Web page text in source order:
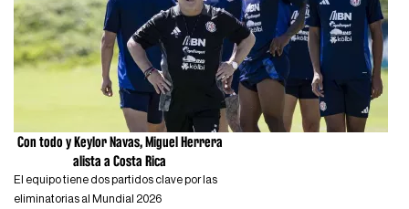
Con todo y Keylor Navas, Miguel Herrera
alista a Costa Rica
El equipo tiene dos partidos clave por las
eliminatorias al Mundial 2026